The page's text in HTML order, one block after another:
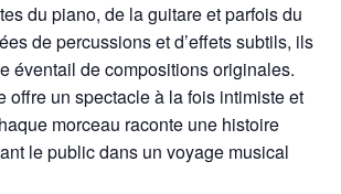
du piano, de la guitare et parfois du
de percussions et d’effets subtils, ils
éventail de compositions originales.
offre un spectacle à la fois intimiste et
morceau raconte une histoire
le public dans un voyage musical